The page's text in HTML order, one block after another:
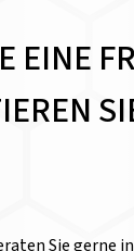
EINE
Sie gerne